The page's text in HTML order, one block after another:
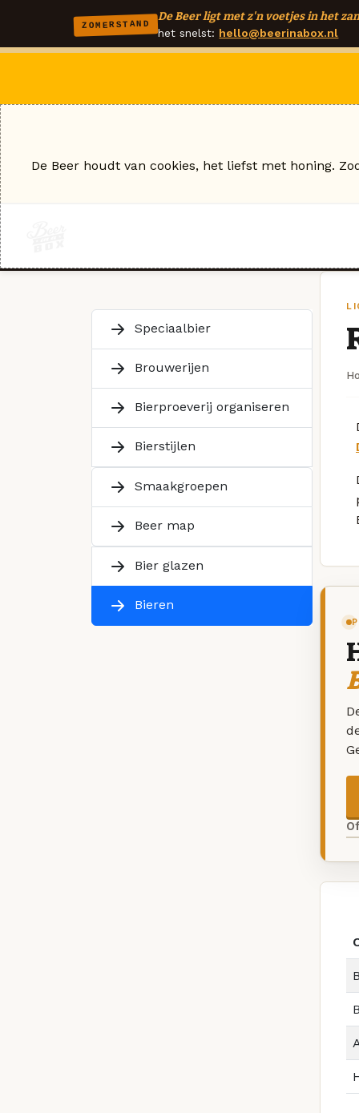
ZOMERSTAND
De Beer ligt met z'n voetjes in het
het snelst: hello@beerinabox.nl
Speciaalbier
Brouwerijen
Bierproeverij organiseren
Bierstijlen
Smaakgroepen
Beer map
Bier glazen
Bieren
De Beer houdt van cookies, het liefst met honing.